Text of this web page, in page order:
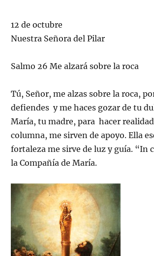
12 de octubre
Nuestra Señora del Pilar
Salmo 26 Me alzará sobre la roca
Tú, Señor, me alzas sobre la roca,
defiendes y me haces gozar de tu
María, tu madre, para hacer
columna, me sirven de apoyo. Ella
fortaleza me sirve de luz y guía. “In
la Compañía de María.